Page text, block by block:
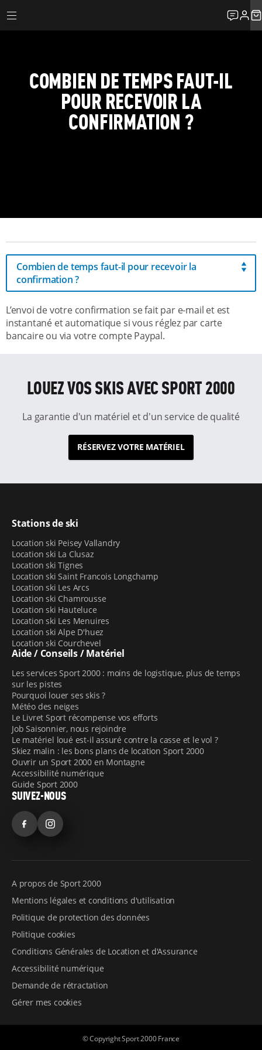
COMBIEN DE TEMPS FAUT-IL
POUR RECEVOIR LA
CONFIRMATION ?
Combien de temps faut-il pour recevoir la
confirmation ?
L’envoi de votre confirmation se fait par e-mail et est
instantané et automatique si vous réglez par carte
bancaire ou via votre compte Paypal.
LOUEZ VOS SKIS AVEC SPORT 2000
La garantie d'un matériel et d'un service de qualité
RÉSERVEZ VOTRE MATÉRIEL
Stations de ski
Location ski Peisey Vallandry
Location ski La Clusaz
Location ski Tignes
Location ski Saint Francois Longchamp
Location ski Les Arcs
Location ski Chamrousse
Location ski Hauteluce
Location ski Les Menuires
Location ski Alpe D'huez
Location ski Courchevel
Aide / Conseils / Matériel
Les services Sport 2000 : moins de logistique, plus de temps
sur les pistes
Pourquoi louer ses skis ?
Météo des neiges
Le Livret Sport récompense vos efforts
Job Saisonnier, nous rejoindre
Le matériel loué est-il assuré contre la casse et le vol ?
Skiez malin : les bons plans de location Sport 2000
Ouvrir un Sport 2000 en Montagne
Accessibilité numérique
Guide Sport 2000
SUIVEZ-NOUS
FacebookInstagram
A propos de Sport 2000
Mentions légales et conditions d'utilisation
Politique de protection des données
Politique cookies
Conditions Générales de Location et d'Assurance
Accessibilité numérique
Demande de rétractation
Gérer mes cookies
© Copyright Sport 2000 France